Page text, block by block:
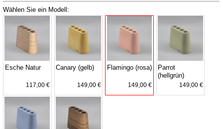
Wählen Sie ein Modell:
Esche Natur
117,00 €
Canary (gelb)
149,00 €
Flamingo (rosa)
149,00 €
Parrot
(hellgrün)
149,00 €